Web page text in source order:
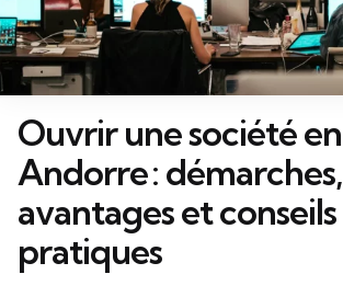
Ouvrir une société en
Andorre : démarches,
avantages et conseils
pratiques